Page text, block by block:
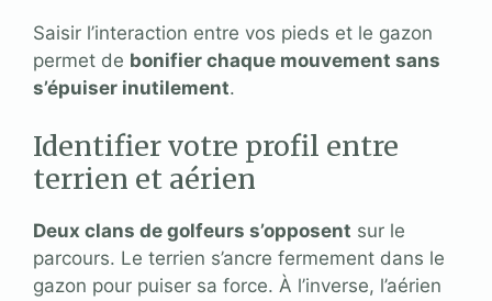
Saisir l’interaction entre vos pieds et le gazon
permet de bonifier chaque mouvement sans
s’épuiser inutilement.
Identifier votre profil entre
terrien et aérien
Deux clans de golfeurs s’opposent sur le
parcours. Le terrien s’ancre fermement dans le
gazon pour puiser sa force. À l’inverse, l’aérien